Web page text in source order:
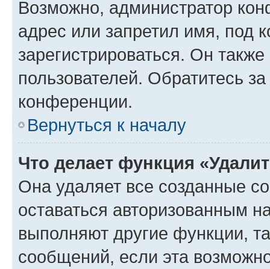
Возможно, администратор
адрес или запретил имя, под
зарегистрироваться. Он
пользователей. Обратитесь
конференции.
Вернуться к началу
Что делает функция
Она удаляет все созданные
оставаться авторизованным
выполняют другие функции,
сообщений, если эта